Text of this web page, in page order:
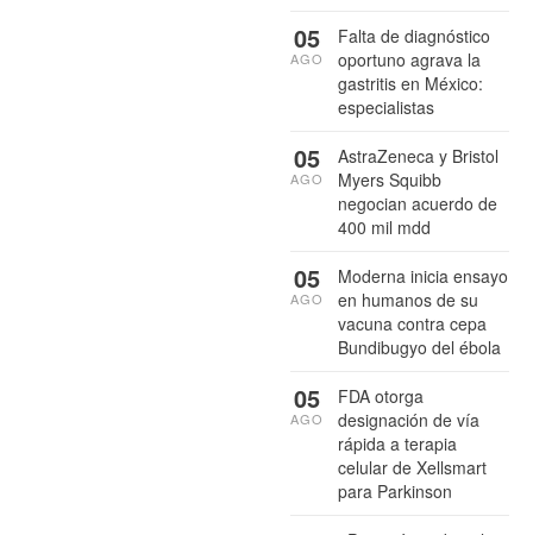
Falta de diagnóstico
oportuno agrava la
gastritis en México:
especialistas
05
AGO
AstraZeneca y Bristol
Myers Squibb
negocian acuerdo de
400 mil mdd
05
AGO
Moderna inicia ensayo
en humanos de su
vacuna contra cepa
Bundibugyo del ébola
05
AGO
FDA otorga
designación de vía
rápida a terapia
celular de Xellsmart
para Parkinson
05
AGO